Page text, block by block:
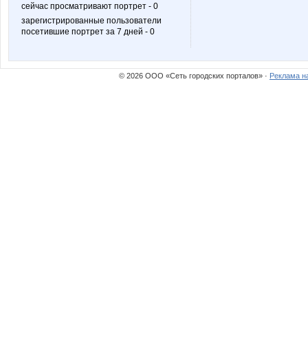
сейчас просматривают портрет - 0
зарегистрированные пользователи
посетившие портрет за 7 дней - 0
© 2026 ООО «Сеть городских порталов» · Реклама